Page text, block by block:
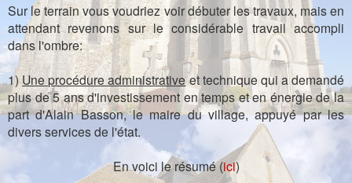
Sur le terrain vous voudriez voir débuter les travaux, mais en
attendant revenons sur le considérable travail accompli
dans l'ombre:
1) Une procédure administrativeet technique qui a demandé
plus de 5 ans d'investissement en temps et en énergie de la
part d'Alain Basson, le maire du village, appuyé par les
divers services de l'état.
En voici le résumé (ici)